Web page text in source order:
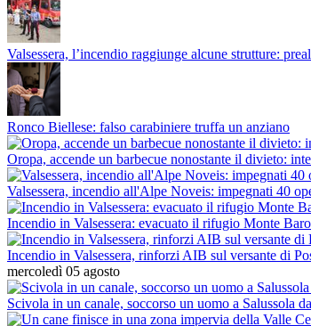
Valsessera, l’incendio raggiunge alcune strutture:
Ronco Biellese: falso carabiniere truffa un anziano
Oropa, accende un barbecue nonostante il divieto:
Valsessera, incendio all'Alpe Noveis: impegnati 40
Incendio in Valsessera: evacuato il rifugio Monte
Incendio in Valsessera, rinforzi AIB sul versante di
mercoledì 05 agosto
Scivola in un canale, soccorso un uomo a Salussola